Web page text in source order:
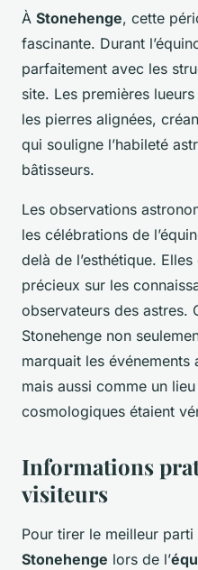
À Stonehenge, cette
fascinante. Durant
parfaitement avec les
site. Les premières
les pierres alignées,
qui souligne l’habileté
bâtisseurs.
Les observations
les célébrations de
delà de l’esthétique.
précieux sur les
observateurs des astres.
Stonehenge non
marquait les
mais aussi comme un
cosmologiques étaient
Informations
visiteurs
Pour tirer le meilleur
Stonehenge lors de l’